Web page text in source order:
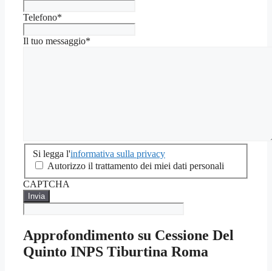
Telefono*
Il tuo messaggio*
Si
legga
sulla
privacy
Si legga l'informativa sulla privacy
Autorizzo il trattamento dei miei dati personali
CAPTCHA
Approfondimento su Cessione Del
Quinto INPS Tiburtina Roma